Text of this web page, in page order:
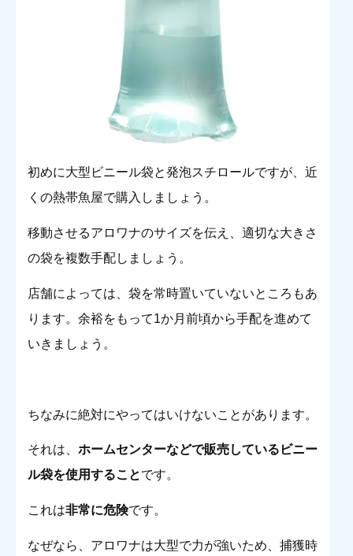
初めに大型ビニール袋と発泡スチロールですが、近
くの熱帯魚屋で購入しましょう。
移動させるアロワナのサイズを伝え、適切な大きさ
の袋を複数手配しましょう。
店舗によっては、袋を常時置いていないところもあ
ります。余裕をもって1か月前頃から手配を進めて
いきましょう。
ちなみに絶対にやってはいけないことがあります。
それは、 ホームセンターなどで販売しているビニー
ル袋を使用することです。
これは非常に危険です。
なぜなら、アロワナは大型で力が強いため、捕獲時